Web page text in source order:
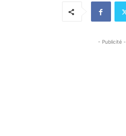
- Publicité -